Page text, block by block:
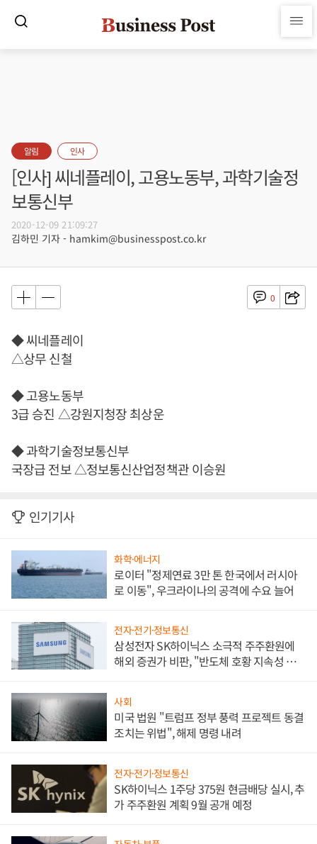
알림 인사
[인사] 씨네플레이, 고용노동부, 과학기술정
보통신부
2020-12-09 21:09:27
김하민 기자 - hamkim@businesspost.co.kr
0
◆ 씨네플레이
△상무 신철
◆ 고용노동부
3급 승진 △강원지청장 최상운
◆ 과학기술정보통신부
국장급 전보 △정보통신산업정책관 이승원
인기기사
화학·에너지
로이터 "정제연료 3만 톤 한국에서 러시아
로 이동", 우크라이나의 공격에 수요 늘어
전자·전기·정보통신
삼성전자 SK하이닉스 소극적 주주환원에
해외 증권가 비판, "반도체 호황 지속성 의
사회
미국 법원 "트럼프 정부 풍력 프로젝트 동결
조치는 위법", 해제 명령 내려
전자·전기·정보통신
SK하이닉스 1주당 375원 현금배당 실시, 추
가 주주환원 계획 9월 공개 예정